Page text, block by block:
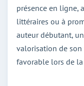
présence en ligne,
littéraires ou à
auteur débutant,
valorisation de
favorable lors de